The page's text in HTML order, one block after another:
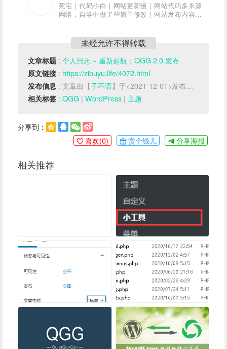
死宅｜代码小白｜网站更新慢｜网站代码多来源
网络，自学中做了些简单修改｜网站发布内容亲
未经允许不得转载
文章标题 : 个人日志 » 重新起航：QGG 2.0 发布
原文链接 : https://zibuyu.life/4072.html
发布信息 : 文章由【子不语】于<2021-12-01>发布于【
相关标签 : QGG | WordPress | 主题
分享到：
喜欢(0) 赏个钱儿 分享海报
相关推荐